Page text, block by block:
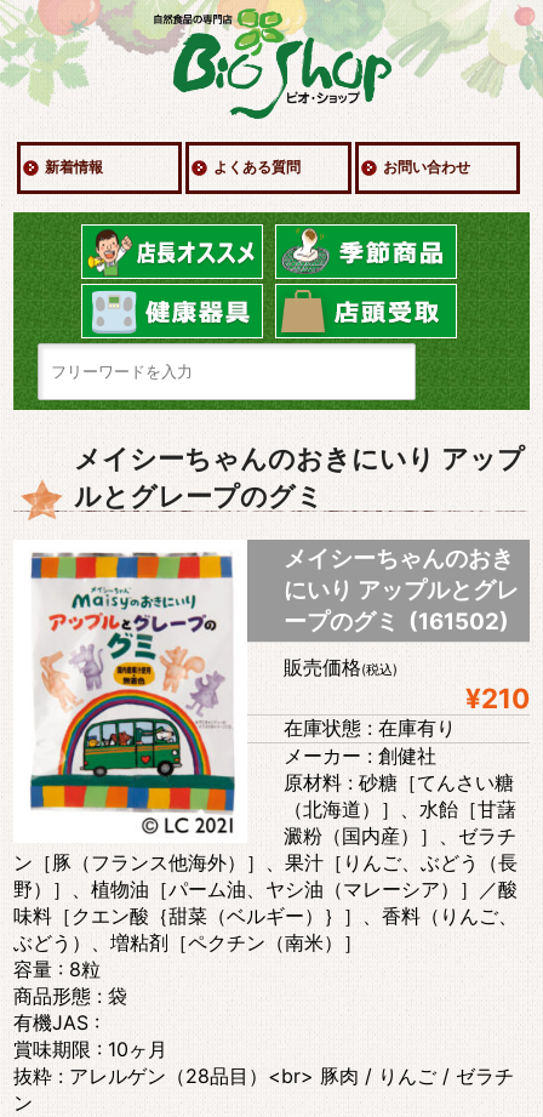
新着情報 よくある質問 お問い合わせ
メイシーちゃんのおきにいり アップ
ルとグレープのグミ
メイシーちゃんのおき
にいり アップルとグレ
ープのグミ (161502)
販売価格(税込)
¥210
在庫状態 : 在庫有り
メーカー : 創健社
原材料 : 砂糖［てんさい糖
（北海道）］、水飴［甘藷
澱粉（国内産）］、ゼラチ
ン［豚（フランス他海外）］、果汁［りんご、ぶどう（長
野）］、植物油［パーム油、ヤシ油（マレーシア）］／酸
味料［クエン酸｛甜菜（ベルギー）｝］、香料（りんご、
ぶどう）、増粘剤［ペクチン（南米）］
容量 : 8粒
商品形態 : 袋
有機JAS :
賞味期限 : 10ヶ月
抜粋 : アレルゲン（28品目）<br> 豚肉 / りんご / ゼラチ
ン